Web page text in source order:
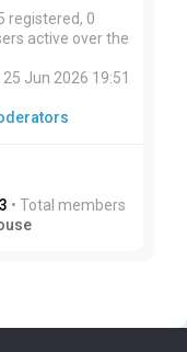
registered, 0
active over the
25 Jun 2026 19:51
• Total members